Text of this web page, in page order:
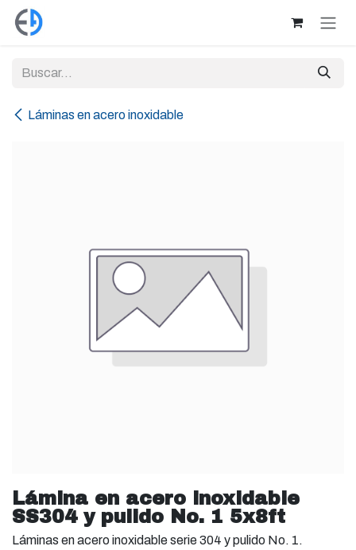
Ir al contenido
Láminas en acero inoxidable
Lámina en acero inoxidable
SS304 y pulido No. 1 5x8ft
Láminas en acero inoxidable serie 304 y pulido No. 1.